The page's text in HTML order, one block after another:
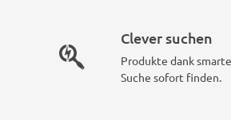
Clever suchen
Produkte dank
Suche sofort finden.